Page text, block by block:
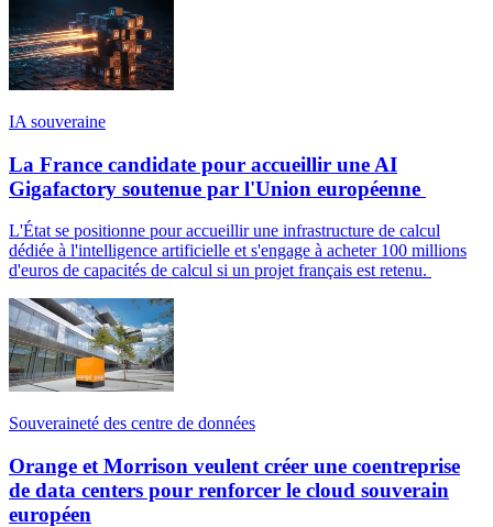
IA souveraine
La France candidate pour accueillir une AI
Gigafactory soutenue par l'Union européenne
L'État se positionne pour accueillir une infrastructure de calcul
dédiée à l'intelligence artificielle et s'engage à acheter 100 millions
d'euros de capacités de calcul si un projet français est retenu.
Souveraineté des centre de données
Orange et Morrison veulent créer une coentreprise
de data centers pour renforcer le cloud souverain
européen